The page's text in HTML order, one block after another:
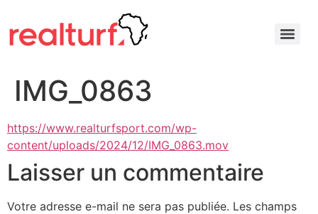
IMG_0863
https://www.realturfsport.com/wp-
content/uploads/2024/12/IMG_0863.mov
Laisser un commentaire
Votre adresse e-mail ne sera pas publiée. Les champs